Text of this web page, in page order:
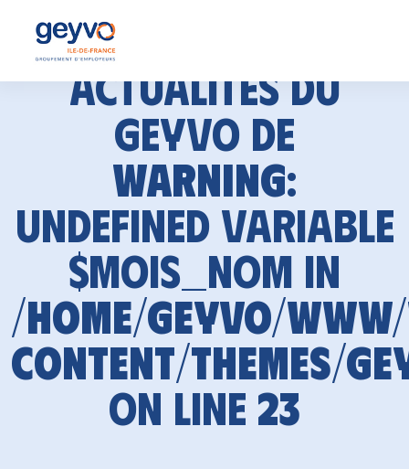
Actualités du
GEYVO de
Warning:
Undefined variable
$mois_nom in
/home/geyvo/
content/themes/
on line 23